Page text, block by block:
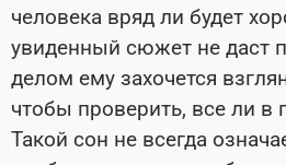
человека вряд ли будет
увиденный сюжет не даст
делом ему захочется
чтобы проверить, все ли в
Такой сон не всегда